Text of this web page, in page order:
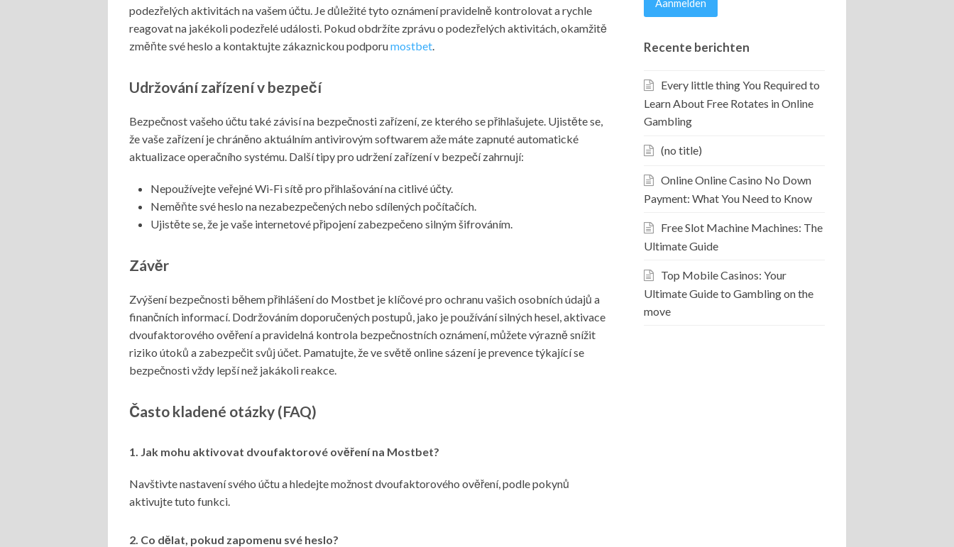
podezřelých aktivitách na vašem účtu. Je důležité tyto oznámení pravidelně kontrolovat a rychle
reagovat na jakékoli podezřelé události. Pokud obdržíte zprávu o podezřelých aktivitách, okamžitě
změňte své heslo a kontaktujte zákaznickou podporumostbet.
Udržování zařízení v bezpečí
Bezpečnost vašeho účtu také závisí na bezpečnosti zařízení, ze kterého se přihlašujete. Ujistěte se,
že vaše zařízení je chráněno aktuálním antivirovým softwarem aže máte zapnuté automatické
aktualizace operačního systému. Další tipy pro udržení zařízení v bezpečí zahrnují:
Nepoužívejte veřejné Wi-Fi sítě pro přihlašování na citlivé účty.
Neměňte své heslo na nezabezpečených nebo sdílených počítačích.
Ujistěte se, že je vaše internetové připojení zabezpečeno silným šifrováním.
Závěr
Zvýšení bezpečnosti během přihlášení do Mostbet je klíčové pro ochranu vašich osobních údajů a
finančních informací. Dodržováním doporučených postupů, jako je používání silných hesel, aktivace
dvoufaktorového ověření a pravidelná kontrola bezpečnostních oznámení, můžete výrazně snížit
riziko útoků a zabezpečit svůj účet. Pamatujte, že ve světě online sázení je prevence týkající se
bezpečnosti vždy lepší než jakákoli reakce.
Často kladené otázky (FAQ)
1. Jak mohu aktivovat dvoufaktorové ověření na Mostbet?
Navštivte nastavení svého účtu a hledejte možnost dvoufaktorového ověření, podle pokynů
aktivujte tuto funkci.
2. Co dělat, pokud zapomenu své heslo?
Recente berichten
Every little thing You Required to
Learn About Free Rotates in Online
Gambling
(no title)
Online Online Casino No Down
Payment: What You Need to Know
Free Slot Machine Machines: The
Ultimate Guide
Top Mobile Casinos: Your
Ultimate Guide to Gambling on the
move